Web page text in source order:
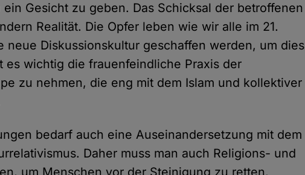
Gesicht zu geben. Das Schicksal der betroffenen
Realität. Die Opfer leben wie wir alle im 21.
neue Diskussionskultur geschaffen werden, um dies
es wichtig die frauenfeindliche Praxis der
zu nehmen, die eng mit dem Islam und kollektiver
bedarf auch eine Auseinandersetzung mit dem
Daher muss man auch Religions- und